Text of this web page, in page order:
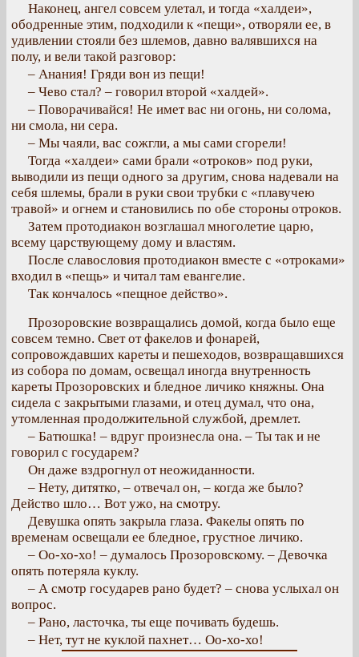
Наконец, ангел совсем улетал, и тогда «халдеи»,
ободренные этим, подходили к «пещи», отворяли ее, в
удивлении стояли без шлемов, давно валявшихся на
полу, и вели такой разговор:
– Анания! Гряди вон из пещи!
– Чево стал? – говорил второй «халдей».
– Поворачивайся! Не имет вас ни огонь, ни солома,
ни смола, ни сера.
– Мы чаяли, вас сожгли, а мы сами сгорели!
Тогда «халдеи» сами брали «отроков» под руки,
выводили из пещи одного за другим, снова надевали на
себя шлемы, брали в руки свои трубки с «плавучею
травой» и огнем и становились по обе стороны отроков.
Затем протодиакон возглашал многолетие царю,
всему царствующему дому и властям.
После славословия протодиакон вместе с «отроками»
входил в «пещь» и читал там евангелие.
Так кончалось «пещное действо».
Прозоровские возвращались домой, когда было еще
совсем темно. Свет от факелов и фонарей,
сопровождавших кареты и пешеходов, возвращавшихся
из собора по домам, освещал иногда внутренность
кареты Прозоровских и бледное личико княжны. Она
сидела с закрытыми глазами, и отец думал, что она,
утомленная продолжительной службой, дремлет.
– Батюшка! – вдруг произнесла она. – Ты так и не
говорил с государем?
Он даже вздрогнул от неожиданности.
– Нету, дитятко, – отвечал он, – когда же было?
Действо шло… Вот ужо, на смотру.
Девушка опять закрыла глаза. Факелы опять по
временам освещали ее бледное, грустное личико.
– Оо-хо-хо! – думалось Прозоровскому. – Девочка
опять потеряла куклу.
– А смотр государев рано будет? – снова услыхал он
вопрос.
– Рано, ласточка, ты еще почивать будешь.
– Нет, тут не куклой пахнет… Оо-хо-хо!